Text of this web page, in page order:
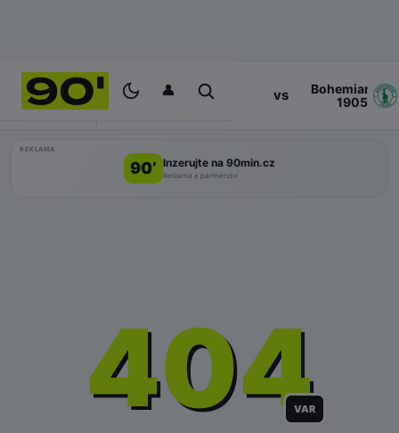
👤
PROGRAM 17:00 Zlin vs
Bohemians
1905
REKLAMA
90’ Inzerujte na 90min.cz
Reklama a partnerství
404
VAR